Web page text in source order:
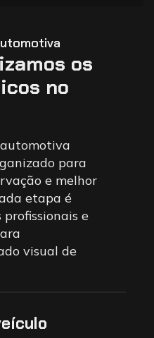
os
no
para
e melhor
etapa é
e
visual de